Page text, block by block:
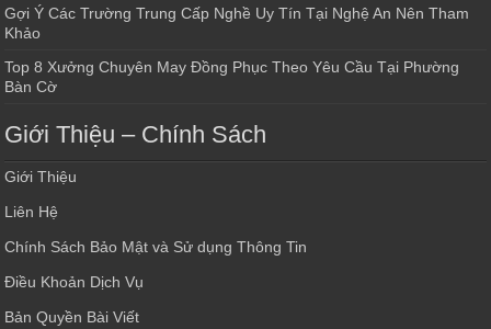
Gợi Ý Các Trường Trung Cấp Nghề Uy Tín Tại Nghệ An Nên Tham
Khảo
Top 8 Xưởng Chuyên May Đồng Phục Theo Yêu Cầu Tại Phường
Bàn Cờ
Giới Thiệu – Chính Sách
Giới Thiệu
Liên Hệ
Chính Sách Bảo Mật và Sử dụng Thông Tin
Điều Khoản Dịch Vụ
Bản Quyền Bài Viết